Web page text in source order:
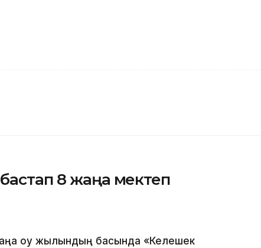
8 жаңа мектеп
оқу жылындың басында «Келешек